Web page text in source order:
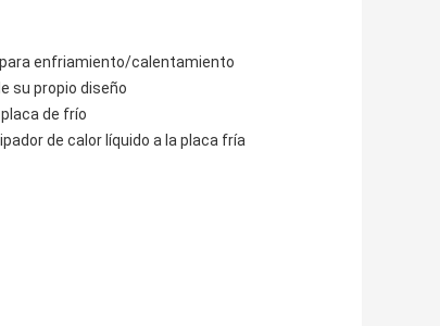
enfriamiento/calentamiento
su propio diseño
de frío
de calor líquido a la placa fría